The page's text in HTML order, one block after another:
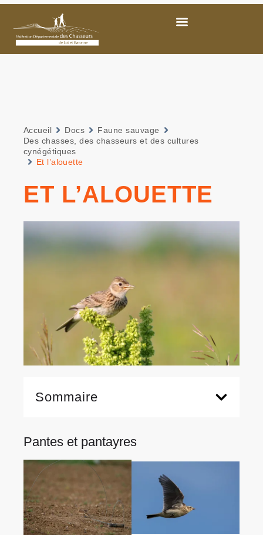
Accueil Docs
Faune sauvage
Des chasses, des chasseurs et des cultures
cynégétiques
Et l’alouette
ET L’ALOUETTE
Sommaire
Pantes et pantayres